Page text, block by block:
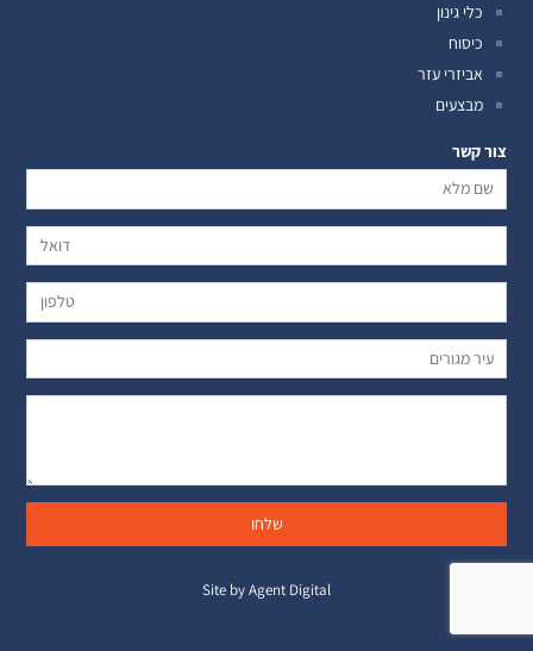
כלי גינון
כיסוח
אביזרי עזר
מבצעים
צור קשר
Site by Agent Digital